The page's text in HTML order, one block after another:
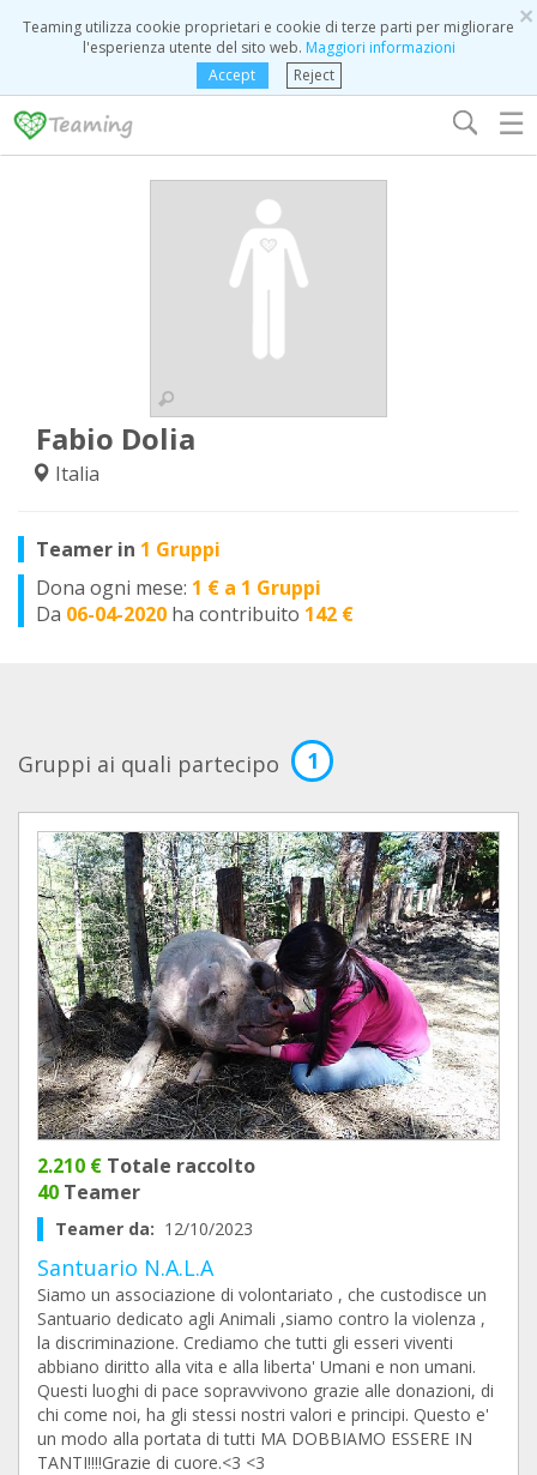
×
Teaming utilizza cookie proprietari e cookie di terze parti per migliorare
l'esperienza utente del sito web. Maggiori informazioni
Accept
Reject
☰
Fabio Dolia
Italia
Teamer in 1 Gruppi
Dona ogni mese: 1 € a 1 Gruppi
Da 06-04-2020 ha contribuito 142 €
Gruppi ai quali partecipo 1
2.210 € Totale raccolto
40 Teamer
Teamer da: 12/10/2023
Santuario N.A.L.A
Siamo un associazione di volontariato , che custodisce un
Santuario dedicato agli Animali ,siamo contro la violenza ,
la discriminazione. Crediamo che tutti gli esseri viventi
abbiano diritto alla vita e alla liberta' Umani e non umani.
Questi luoghi di pace sopravvivono grazie alle donazioni, di
chi come noi, ha gli stessi nostri valori e principi. Questo e'
un modo alla portata di tutti MA DOBBIAMO ESSERE IN
TANTI!!!!Grazie di cuore.<3 <3